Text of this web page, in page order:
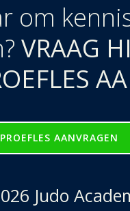
om
VRAAG
PROEFLES AANVRAGEN
Judo